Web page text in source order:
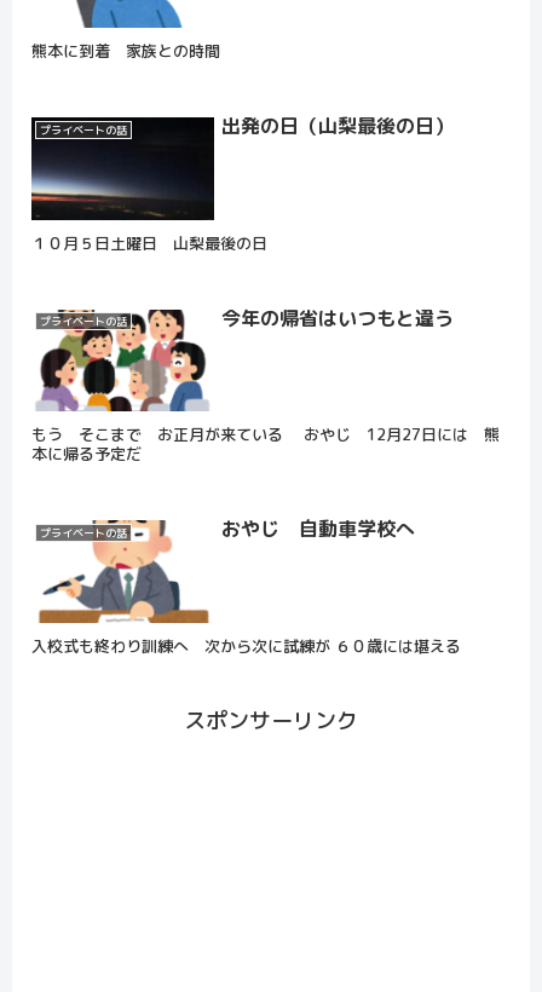
熊本に到着 家族との時間
プライベートの話 出発の日（山梨最後の日）
１０月５日土曜日 山梨最後の日
プライベートの話 今年の帰省はいつもと違う
もう そこまで お正月が来ている おやじ 12月27日には 熊
本に帰る予定だ
プライベートの話 おやじ 自動車学校へ
入校式も終わり訓練へ 次から次に試練が ６０歳には堪える
スポンサーリンク